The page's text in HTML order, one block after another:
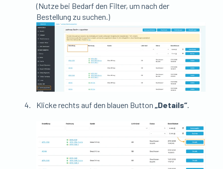
(Nutze bei Bedarf den Filter, um nach der
Bestellung zu suchen.)
Klicke rechts auf den blauen Button „Details“.